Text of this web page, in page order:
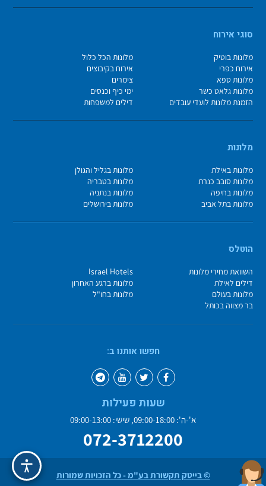
סוגי אירוח
מלונות בוטיק
מלונות הכל כלול
אירוח כפרי
אירוח בקיבוצים
מלונות ספא
צימרים
מלונות גלאט כשר
ימי כיף וכנסים
הזמנת מלונות לועדי עובדים
דילים למשפחות
מלונות
מלונות באילת
מלונות בגליל והגולן
מלונות סובב כנרת
מלונות בטבריה
מלונות בחיפה
מלונות בנתניה
מלונות בתל אביב
מלונות בירושלים
הוטלס
השוואת מחירי מלונות
Israel Hotels
דילים לאילת
מלונות ברגע האחרון
מלונות בעולם
מלונות בחו"ל
בר מצווה בכותל
חפשו אותנו ב:
שעות פעילות
א'-ה': 09:00-18:00, שישי: 09:00-13:00
072-3712200
© בייטק תקשורת בע"מ - כל הזכויות שמורות